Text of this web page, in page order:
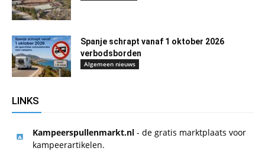
Spanje schrapt vanaf 1 oktober 2026
verbodsborden
Algemeen nieuws
LINKS
Kampeerspullenmarkt.nl - de gratis marktplaats voor
kampeerartikelen.